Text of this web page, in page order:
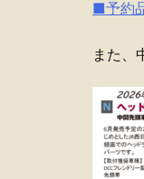
■予約
また、